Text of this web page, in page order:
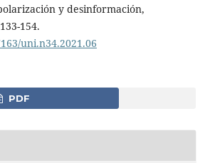
y desinformación,
154.
uni.n34.2021.06
PDF